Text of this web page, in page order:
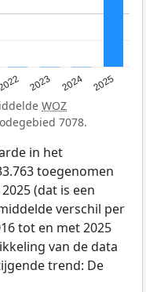
2023 2024 2025
WOZ
7078.
in het
toegenomen
(dat is een
verschil per
tot en met 2025
van de data
trend: De